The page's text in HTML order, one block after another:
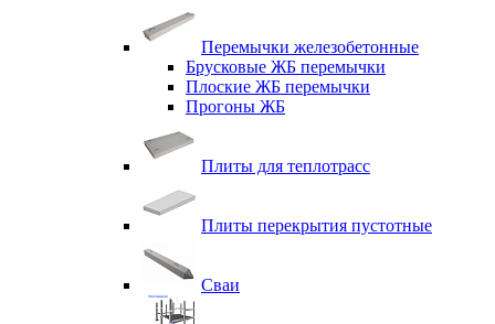
Перемычки железобетонные
Брусковые ЖБ перемычки
Плоские ЖБ перемычки
Прогоны ЖБ
Плиты для теплотрасс
Плиты перекрытия пустотные
Сваи